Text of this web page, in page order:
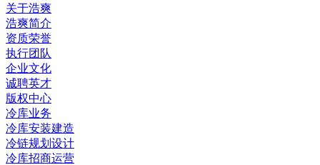
关于浩爽
浩爽简介
资质荣誉
执行团队
企业文化
诚聘英才
版权中心
冷库业务
冷库安装建造
冷链规划设计
冷库招商运营